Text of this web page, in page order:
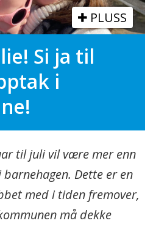
PLUSS
Si ja til
i
til juli vil være mer enn
Dette er en
med i tiden fremover,
må dekke